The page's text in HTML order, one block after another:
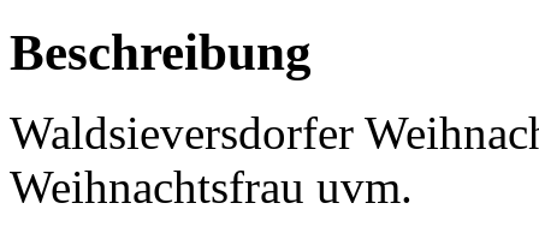
Beschreibung
Waldsieversdorfer
Weihnachtsfrau uvm.